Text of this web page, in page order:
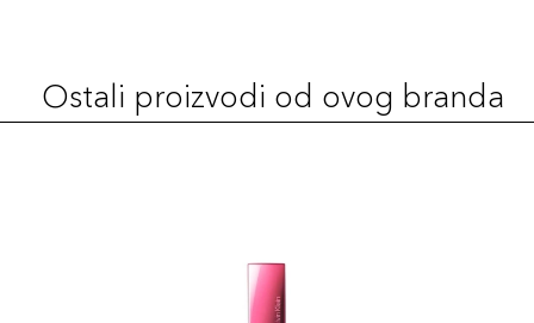
Ostali proizvodi od ovog branda